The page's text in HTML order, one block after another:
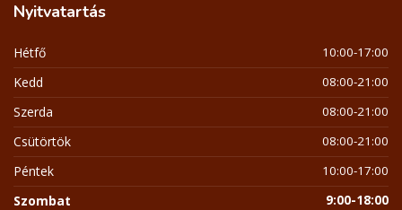
Nyitvatartás
Hétfő 10:00-17:00
Kedd 08:00-21:00
Szerda 08:00-21:00
Csütörtök 08:00-21:00
Péntek 10:00-17:00
Szombat 9:00-18:00